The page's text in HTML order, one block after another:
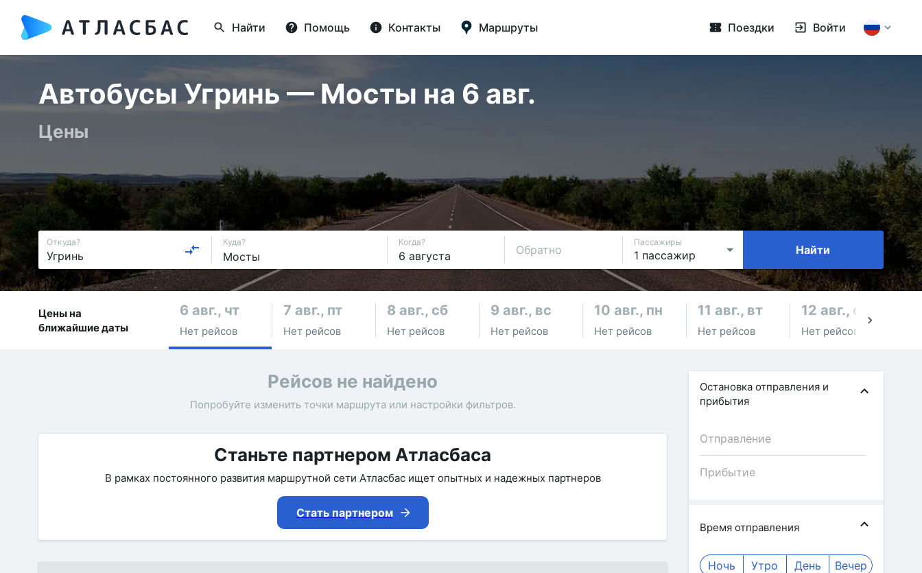
Найти Помощь Контакты Маршруты Поездки Войти
Автобусы Угринь — Мосты на 6 авг.
Цены
Откуда? Куда? Когда?
Обратно
Пассажиры
Найти
Цены на
ближайшие даты
6 авг., чт
Нет рейсов
7 авг., пт
Нет рейсов
8 авг., сб
Нет рейсов
9 авг., вс
Нет рейсов
10 авг., пн
Нет рейсов
11 авг., вт
Нет рейсов
12 авг., ср
Нет рейсов
Рейсов не найдено
Попробуйте изменить точки маршрута или настройки фильтров.
Станьте партнером Атласбаса
В рамках постоянного развития маршрутной сети Атласбас ищет опытных и надежных партнеров
Стать партнером
Остановка отправления и
прибытия
Время отправления
Ночь Утро День Вечер